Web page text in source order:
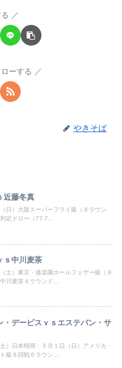
ーする
やきそば
近藤冬真
日）大阪スーパーフライ級（８ラウン
定ドロー（77-7...
ｓ中川麦茶
土）東京・後楽園ホールフェザー級（８
川麦茶４ラウンド...
・デービスｖｓエステバン・サ
）日本時間：５月１日（日）アメリカ・
級８回戦６ラウン...